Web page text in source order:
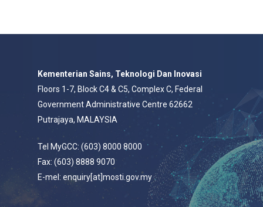
Kementerian Sains, Teknologi Dan Inovasi
Floors 1-7, Block C4 & C5, Complex C, Federal
Government Administrative Centre 62662
Putrajaya, MALAYSIA
Tel MyGCC: (603) 8000 8000
Fax: (603) 8888 9070
E-mel: enquiry[at]mosti.gov.my